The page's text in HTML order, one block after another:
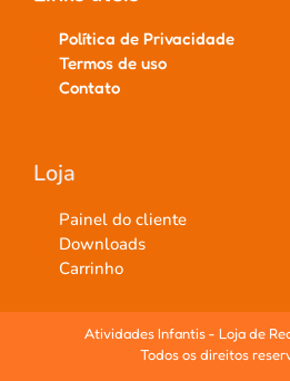
Política de Privacidade
Termos de uso
Contato
Loja
Painel do cliente
Downloads
Carrinho
Atividades Infantis - Loja de
Todos os direitos